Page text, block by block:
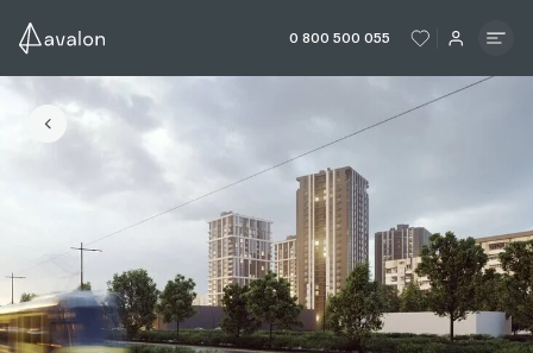
0 800 500 055 ЧИТАТИ ІСТОРІЮ
ЧИТАТИ
ЧИТАТИ ІСТОРІЮ